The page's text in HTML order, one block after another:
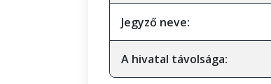
Jegyző neve:
A hivatal távolsága: